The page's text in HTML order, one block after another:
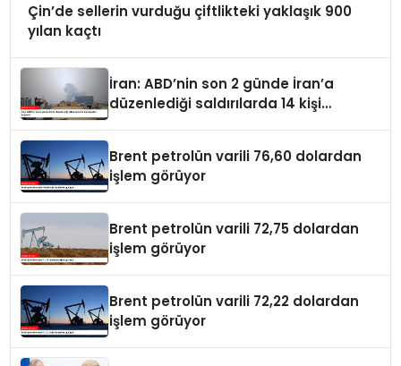
Çin’de sellerin vurduğu çiftlikteki yaklaşık 900
yılan kaçtı
İran: ABD’nin son 2 günde İran’a
düzenlediği saldırılarda 14 kişi
Brent petrolün varili 76,60 dolardan
işlem görüyor
Brent petrolün varili 72,75 dolardan
işlem görüyor
Brent petrolün varili 72,22 dolardan
işlem görüyor